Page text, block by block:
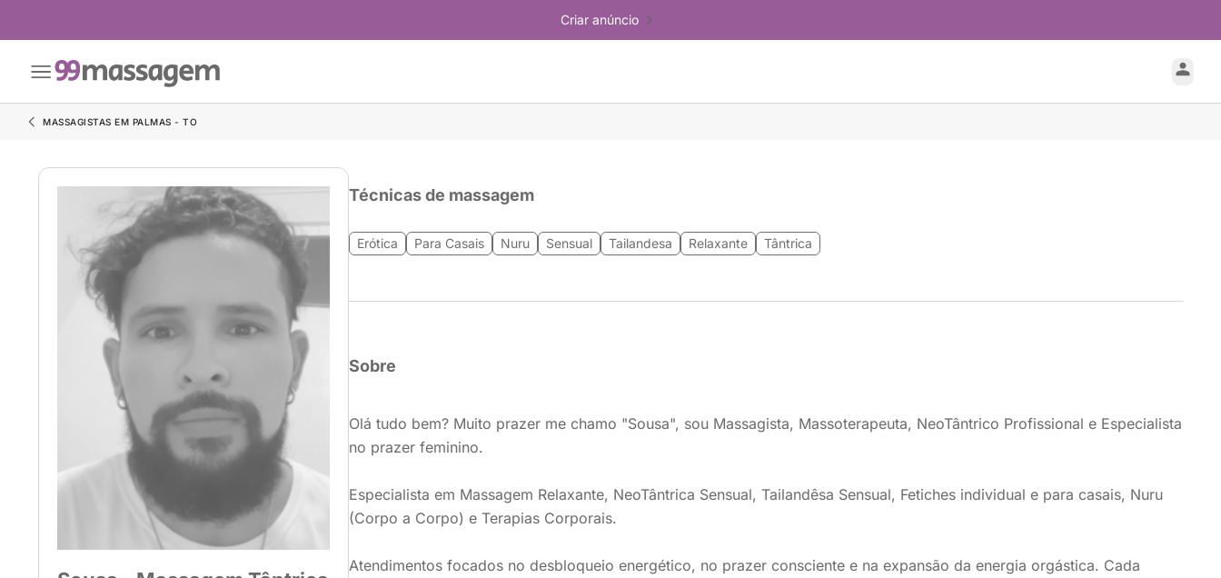
Criar anúncio
MASSAGISTAS EM PALMAS - TO
Técnicas de massagem
Erótica Para Casais Nuru Sensual Tailandesa Relaxante Tântrica
Sobre
Olá tudo bem? Muito prazer me chamo "Sousa", sou Massagista, Massoterapeuta, NeoTântrico Profissional e Especialista
no prazer feminino.
Especialista em Massagem Relaxante, NeoTântrica Sensual, Tailandêsa Sensual, Fetiches individual e para casais, Nuru
(Corpo a Corpo) e Terapias Corporais.
Atendimentos focados no desbloqueio energético, no prazer consciente e na expansão da energia orgástica. Cada